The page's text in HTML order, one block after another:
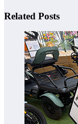
Related Posts